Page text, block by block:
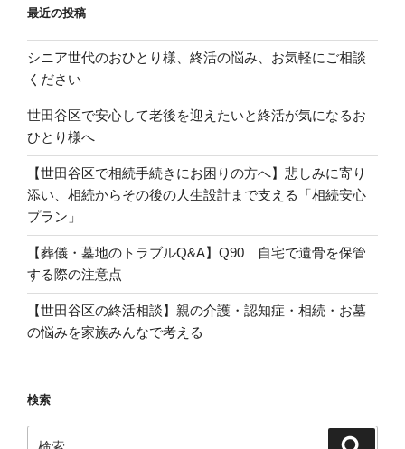
ン
最近の投稿
シニア世代のおひとり様、終活の悩み、お気軽にご相談
ください
世田谷区で安心して老後を迎えたいと終活が気になるお
ひとり様へ
【世田谷区で相続手続きにお困りの方へ】悲しみに寄り
添い、相続からその後の人生設計まで支える「相続安心
プラン」
【葬儀・墓地のトラブルQ&A】Q90 自宅で遺骨を保管
する際の注意点
【世田谷区の終活相談】親の介護・認知症・相続・お墓
の悩みを家族みんなで考える
検索